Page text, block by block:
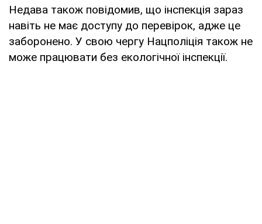
Недава також повідомив, що інспекція зараз
навіть не має доступу до перевірок, адже це
заборонено. У свою чергу Нацполіція також не
може працювати без екологічної інспекції.